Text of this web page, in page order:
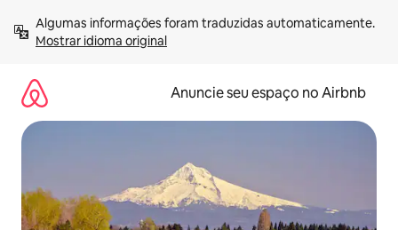
para
Mostrar idioma original
Anuncie seu espaço no Airbnb